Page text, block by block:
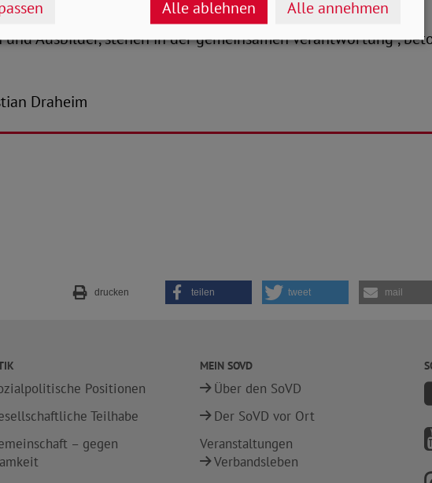
Bund, Länder, Kommunen und Rehabilitationsträger sowie
Ausbilder, stehen in der gemeinsamen Verantwortung“,
Draheim
drucken teilen tweet mail
Positionen
Teilhabe
– gegen
MEIN SOVD
Über den SoVD
Der SoVD vor Ort
Veranstaltungen
Verbandsleben
Alle ablehnen Alle annehmen